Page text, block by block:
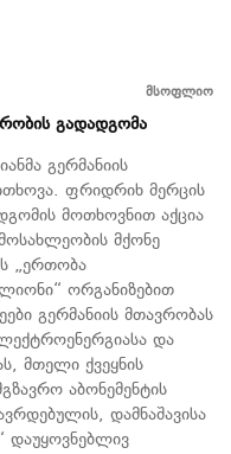
მსოფლიო
გადადგომა
გერმანიის
ფრიდრიხ მერცის
მოთხოვნით აქცია
მქონე
„ერთობა
ორგანიზებით
გერმანიის მთავრობას
და
მთელი ქვეყნის
აბონემენტის
დამნაშავისა
დაუყოვნებლივ